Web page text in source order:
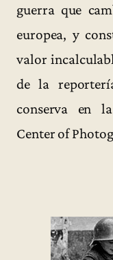
guerra que
europea, y
valor
de la
conserva en
Center of